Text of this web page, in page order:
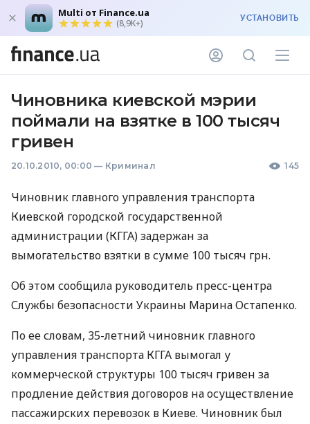
Multi от Finance.ua
(8,9K+) УСТАНОВИТЬ
Чиновника киевской мэрии
поймали на взятке в 100 тысяч
гривен
20.10.2010, 00:00 — Криминал 145
Чиновник главного управления транспорта
Киевской городской государственной
администрации (КГГА) задержан за
вымогательство взятки в сумме 100 тысяч грн.
Об этом сообщила руководитель пресс-центра
Службы безопасности Украины Марина Остапенко.
По ее словам, 35-летний чиновник главного
управления транспорта КГГА вымогал у
коммерческой структуры 100 тысяч гривен за
продление действия договоров на осуществление
пассажирских перевозок в Киеве. Чиновник был